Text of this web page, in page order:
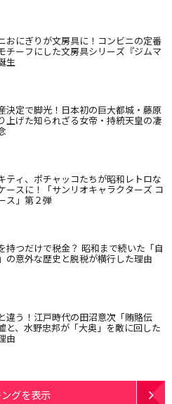
おにぎりが文房具に！コンビニの定番
チーフにした文房具シリーズ『ジムマ
生
決定で脚光！日本初の巨大都城・藤原
上げた知られざる女帝・持統天皇の凄
ティ、ポチャッコたちが昭和レトロな
ースに！「サンリオキャラクターズ コ
ス」第２弾
持つだけで税金？ 昭和まで続いた「自
の意外な歴史と脱税が横行した理由
違う！江戸時代の田沼意次「賄賂伝
と、水野忠邦が「大奥」を敵に回した
由
グを表示